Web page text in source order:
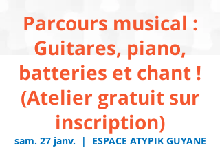
Parcours musical :
Guitares, piano,
batteries et chant !
(Atelier gratuit sur
inscription)
sam. 27 janv.
  |
ESPACE ATYPIK GUYANE